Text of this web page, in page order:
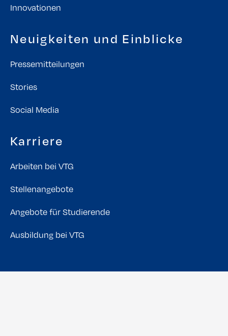
Innovationen
Neuigkeiten und Einblicke
Pressemitteilungen
Stories
Social Media
Karriere
Arbeiten bei VTG
Stellenangebote
Angebote für Studierende
Ausbildung bei VTG